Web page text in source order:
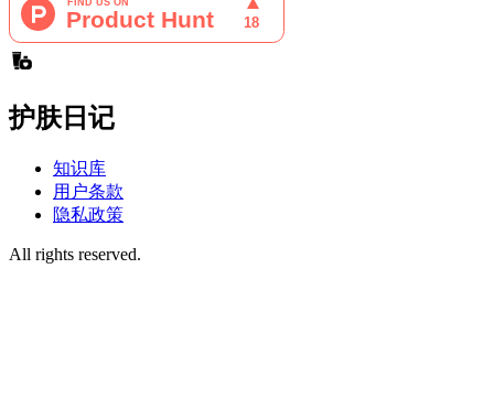
护肤日记
知识库
用户条款
隐私政策
All rights reserved.